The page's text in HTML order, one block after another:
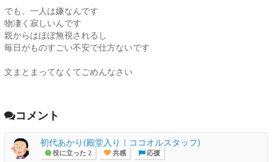
でも、一人は嫌なんです
物凄く寂しいんです
親からはほぼ無視されるし
毎日がものすごい不安で仕方ないです
文まとまってなくてごめんなさい
コメント
初代あかり(殿堂入り｜ココオルスタッフ)
役に立った 2 共感 応援